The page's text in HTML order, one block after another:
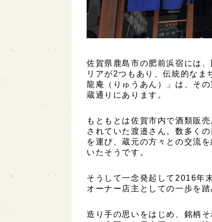
佐賀県鹿島市の肥前浜宿には
リアが2つもあり、伝統的なま
龍庵（りゅうあん）」は、そ
蔵通りにあります。
もともとは佐賀市内で酒類販
されていた渡邉さん。数多く
を運び、蔵元の方々との交流
いたそうです。
そうして一念発起して2016年
オーナー店主としての一歩を踏
造り手の思いをはじめ、銘柄